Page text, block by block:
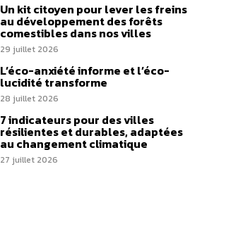
Un kit citoyen pour lever les freins
au développement des forêts
comestibles dans nos villes
29 juillet 2026
L’éco-anxiété informe et l’éco-
lucidité transforme
28 juillet 2026
7 indicateurs pour des villes
résilientes et durables, adaptées
au changement climatique
27 juillet 2026